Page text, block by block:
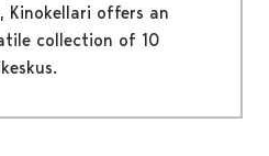
Kinokellari offers an
collection of 10